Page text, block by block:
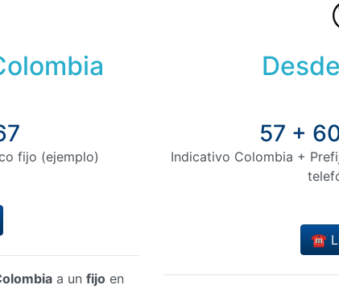
fijo (ejemplo)
a un fijo en
57 +
Indicativo Colombia +
☎️